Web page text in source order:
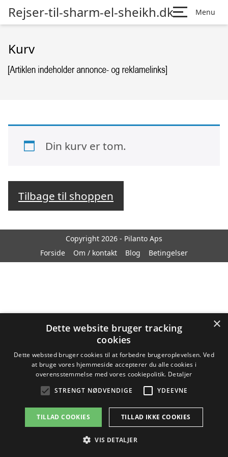
Rejser-til-sharm-el-sheikh.dk Menu
Kurv
Din kurv er tom.
Tilbage til shoppen
Copyright 2026 - Pilanto Aps
Forside
Om / kontakt Blog Betingelser
×
Dette website bruger tracking
cookies
Dette websted bruger cookies til at forbedre brugeroplevelsen. Ved
at bruge vores hjemmeside accepterer du alle cookies i
overensstemmelse med vores cookiepolitik. Detaljer
STRENGT NØDVENDIGE
YDEEVNE
TILLAD COOKIES TILLAD IKKE COOKIES
VIS DETALJER